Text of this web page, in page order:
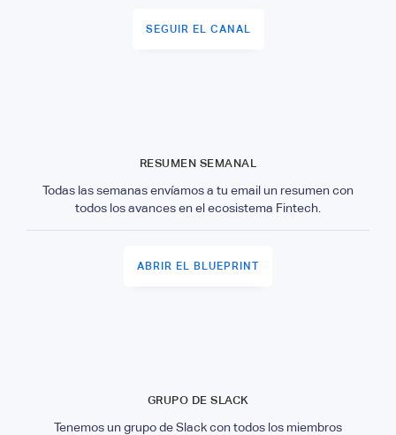
SEGUIR EL CANAL
RESUMEN SEMANAL
Todas las semanas envíamos a tu email un resumen con
todos los avances en el ecosistema Fintech.
ABRIR EL BLUEPRINT
GRUPO DE SLACK
Tenemos un grupo de Slack con todos los miembros